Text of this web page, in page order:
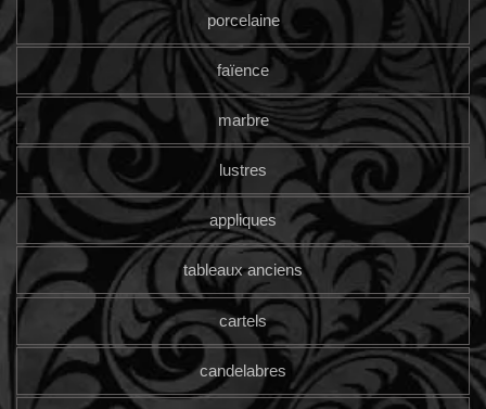
porcelaine
faïence
marbre
lustres
appliques
tableaux anciens
cartels
candelabres